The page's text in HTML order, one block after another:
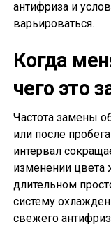
антифриза и
варьироваться.
Когда
чего это
Частота замены
или после
интервал
изменении цвета
длительном
систему
свежего